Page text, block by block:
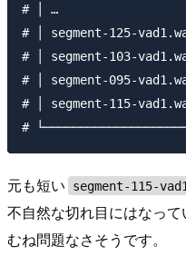
# │ …
# │ segment-125-
# │ segment-103-
# │ segment-095-
# │ segment-115-
元も短い segment-115-
不自然な切れ目にはなっ
むね問題なさそうです。